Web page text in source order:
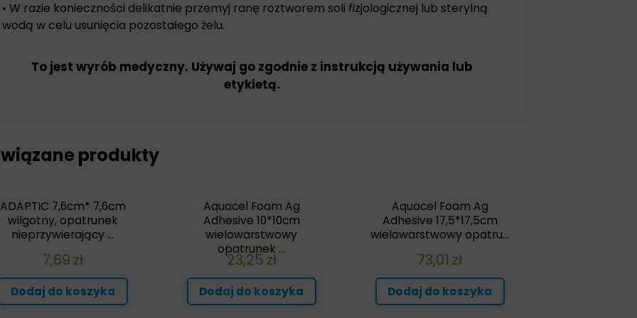
• W razie konieczności delikatnie przemyj ranę roztworem soli fizjologicznej lub sterylną
wodą w celu usunięcia pozostałego żelu.
To jest wyrób medyczny. Używaj go zgodnie z instrukcją używania lub
etykietą.
produkty
ADAPTIC 7,6cm* 7,6cm
wilgotny, opatrunek
nieprzywierający ...
7,69 zł
Dodaj do koszyka
Aquacel Foam Ag
Adhesive 10*10cm
wielowarstwowy
opatrunek ...
23,25 zł
Dodaj do koszyka
Aquacel Foam Ag
Adhesive 17,5*17,5cm
wielowarstwowy opatru...
73,01 zł
Dodaj do koszyka